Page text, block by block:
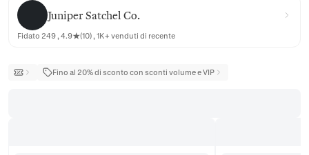
Juniper Satchel Co.
Juniper Satchel Co.
Fidato 249 , 4.9★(10) , 1K+ venduti di recente
Fino al 20% di sconto con sconti volume e VIP